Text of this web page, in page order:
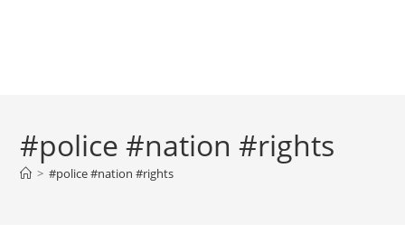
#police #nation #rights
> #police #nation #rights